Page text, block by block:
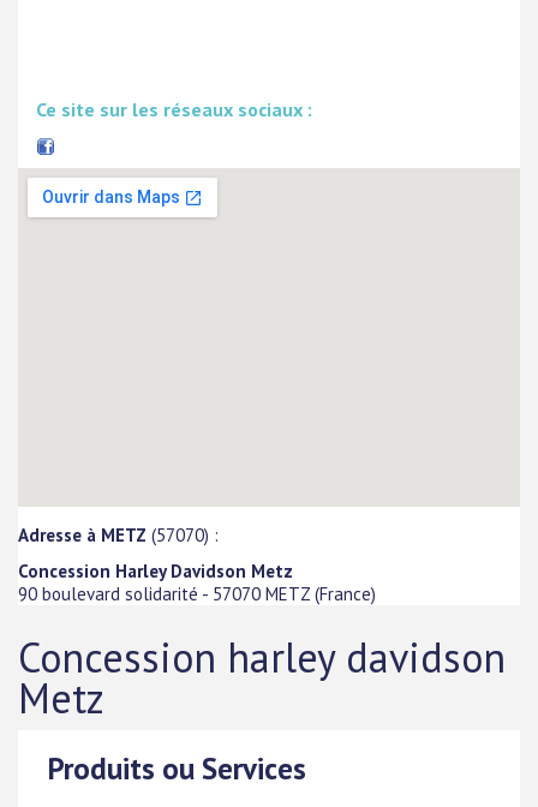
Ce site sur les réseaux sociaux :
Adresse à METZ (57070) :
Concession Harley Davidson Metz
90 boulevard solidarité - 57070 METZ (France)
Concession harley davidson
Metz
Produits ou Services